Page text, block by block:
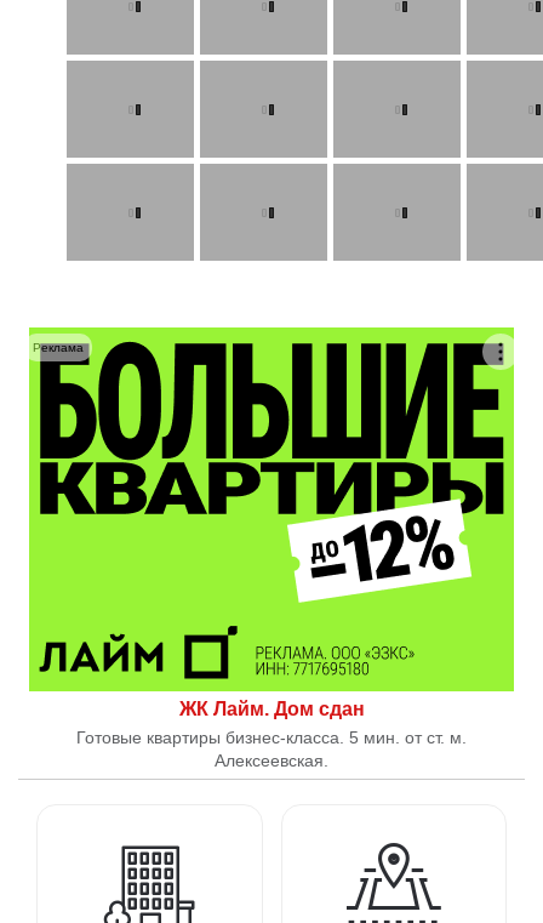
ЖК Лайм. Дом сдан
Готовые квартиры бизнес-класса. 5 мин. от ст. м.
Алексеевская.
Реклама